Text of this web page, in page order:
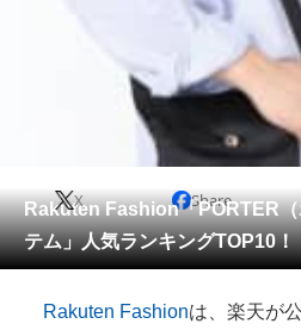
ク
地域
教
リサ
会員記事
メディア
注目記事を集めた総合ページ
Rakuten Fashion「PORTER
テム」人気ランキングTOP10
X Share
Rakuten Fashionは、楽天が